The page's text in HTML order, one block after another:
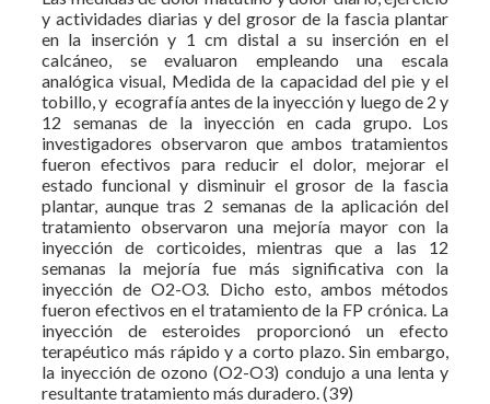
y actividades diarias y del grosor de la fascia plantar
en la inserción y 1 cm distal a su inserción en el
calcáneo, se evaluaron empleando una escala
analógica visual, Medida de la capacidad del pie y el
tobillo, y ecografía antes de la inyección y luego de 2 y
12 semanas de la inyección en cada grupo. Los
investigadores observaron que ambos tratamientos
fueron efectivos para reducir el dolor, mejorar el
estado funcional y disminuir el grosor de la fascia
plantar, aunque tras 2 semanas de la aplicación del
tratamiento observaron una mejoría mayor con la
inyección de corticoides, mientras que a las 12
semanas la mejoría fue más significativa con la
inyección de O2-O3. Dicho esto, ambos métodos
fueron efectivos en el tratamiento de la FP crónica. La
inyección de esteroides proporcionó un efecto
terapéutico más rápido y a corto plazo. Sin embargo,
la inyección de ozono (O2-O3) condujo a una lenta y
resultante tratamiento más duradero. (39)